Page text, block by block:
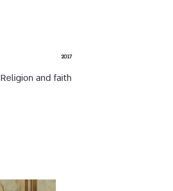
2017
Religion and faith